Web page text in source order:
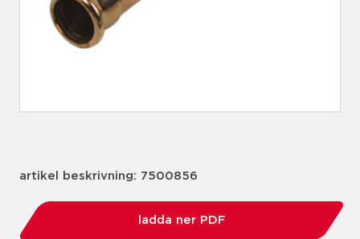
artikel beskrivning: 7500856
ladda ner PDF